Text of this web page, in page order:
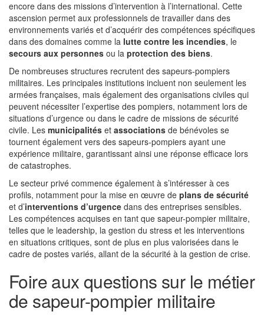
encore dans des missions d’intervention à l’international. Cette
ascension permet aux professionnels de travailler dans des
environnements variés et d’acquérir des compétences spécifiques
dans des domaines comme la lutte contre les incendies, le
secours aux personnes ou la protection des biens.
De nombreuses structures recrutent des sapeurs-pompiers
militaires. Les principales institutions incluent non seulement les
armées françaises, mais également des organisations civiles qui
peuvent nécessiter l’expertise des pompiers, notamment lors de
situations d’urgence ou dans le cadre de missions de sécurité
civile. Les municipalités et associations de bénévoles se
tournent également vers des sapeurs-pompiers ayant une
expérience militaire, garantissant ainsi une réponse efficace lors
de catastrophes.
Le secteur privé commence également à s’intéresser à ces
profils, notamment pour la mise en œuvre de plans de sécurité
et d’interventions d’urgence dans des entreprises sensibles.
Les compétences acquises en tant que sapeur-pompier militaire,
telles que le leadership, la gestion du stress et les interventions
en situations critiques, sont de plus en plus valorisées dans le
cadre de postes variés, allant de la sécurité à la gestion de crise.
Foire aux questions sur le métier
de sapeur-pompier militaire